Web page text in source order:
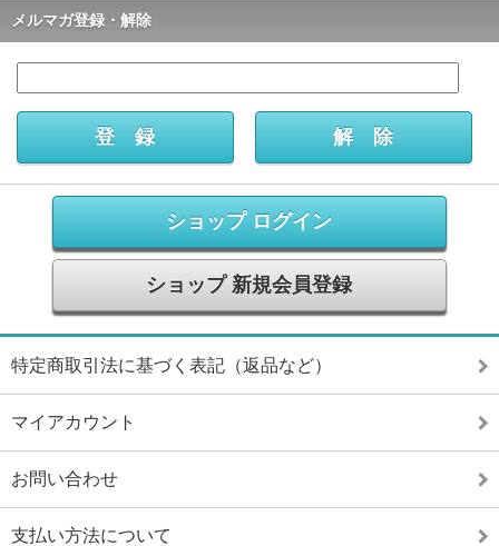
メルマガ登録・解除
ショップ ログイン
ショップ 新規会員登録
特定商取引法に基づく表記（返品など）
マイアカウント
お問い合わせ
支払い方法について